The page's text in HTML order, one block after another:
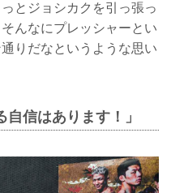
とジョシカクを引っ張っ
んなにプレッシャーとい
りだなというような思い
信はあります！」